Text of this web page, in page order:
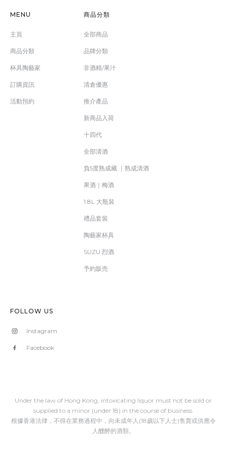
MENU
主頁
商品分類
杯具陶藝家
訂購資訊
活動預約
商品分類
全部商品
品牌分類
非酒精/果汁
清倉優惠
推介產品
新商品入荷
十四代
全部清酒
負5度熟成藏 ｜熟成清酒
果酒｜梅酒
1.8L 大瓶裝
禮品套裝
陶藝家杯具
SUZU 烈酒
予約販売
FOLLOW US
Instagram
Facebook
Under the law of Hong Kong, intoxicating liquor must not be sold or
supplied to a minor (under 18) in the course of business.
根據香港法律，不得在業務過程中，向未成年人(18歲以下人士)售賣或供應令
人醺醉的酒類。